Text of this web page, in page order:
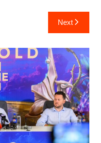
Next